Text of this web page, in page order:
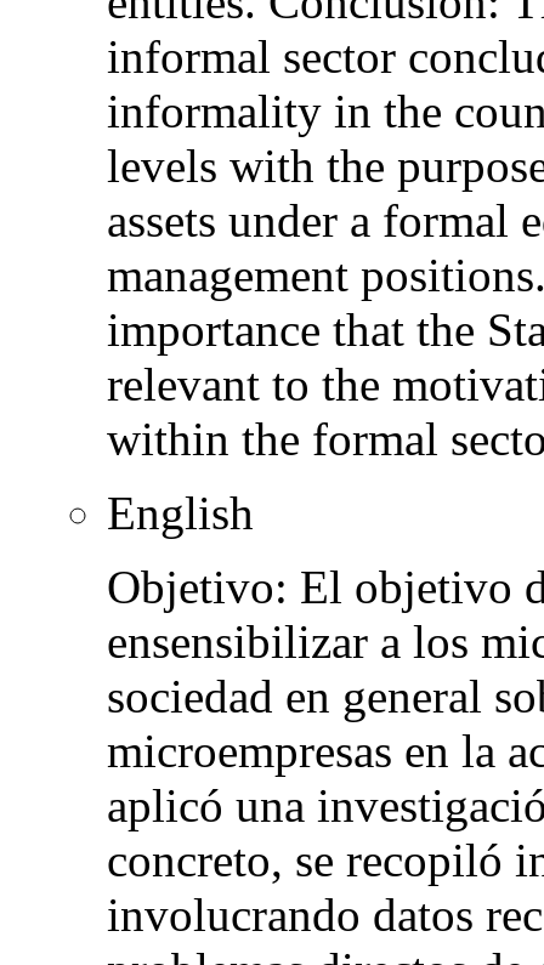
informal sector
informality in the
levels with the
assets under a formal
management
importance that the
relevant to the
within the formal
English
Objetivo: El objetivo
ensensibilizar a los
sociedad en general
microempresas en la
aplicó una
concreto, se recopiló
involucrando datos